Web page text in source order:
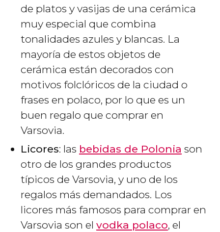
de platos y vasijas de una cerámica
muy especial que combina
tonalidades azules y blancas. La
mayoría de estos objetos de
cerámica están decorados con
motivos folclóricos de la ciudad o
frases en polaco, por lo que es un
buen regalo que comprar en
Varsovia.
Licores: las bebidas de Polonia son
otro de los grandes productos
típicos de Varsovia, y uno de los
regalos más demandados. Los
licores más famosos para comprar en
Varsovia son el vodka polaco, el